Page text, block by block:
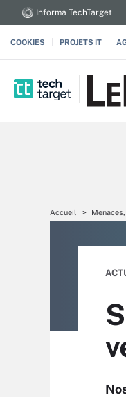
Informa TechTarget
COOKIES PROJETS IT
Accueil